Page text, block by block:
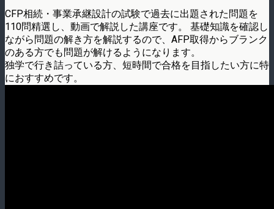
CFP相続・事業承継設計の試験で過去に出題された問題を
110問精選し、動画で解説した講座です。 基礎知識を確認し
ながら問題の解き方を解説するので、AFP取得からブランク
のある方でも問題が解けるようになります。
独学で行き詰っている方、短時間で合格を目指したい方に特
におすすめです。